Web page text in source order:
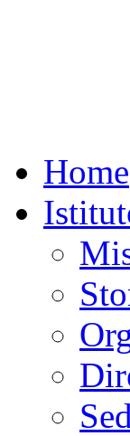
Home